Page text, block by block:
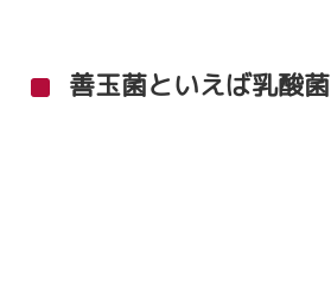
善玉菌といえば乳酸菌